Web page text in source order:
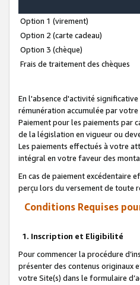
Option 1 (virement)
Option 2 (carte cadeau)
Option 3 (chèque)
Frais de traitement des chèques
En l'absence d'activité
rémunération accumulée par
Paiement pour les paiements par
de la législation en vigueur ou
Les paiements effectués à votre
intégral en votre faveur des
En cas de paiement excédentaire
perçu lors du versement de toute
Conditions Requises
1. Inscription et Eligibilité
Pour commencer la procédure
présenter des contenus originaux
votre Site(s) dans le formulaire